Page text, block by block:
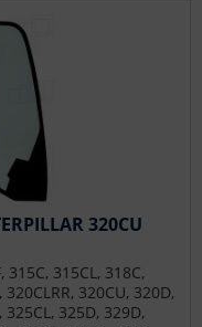
320CU
315C, 315CL, 318C,
320CU, 320D,
325D, 329D,